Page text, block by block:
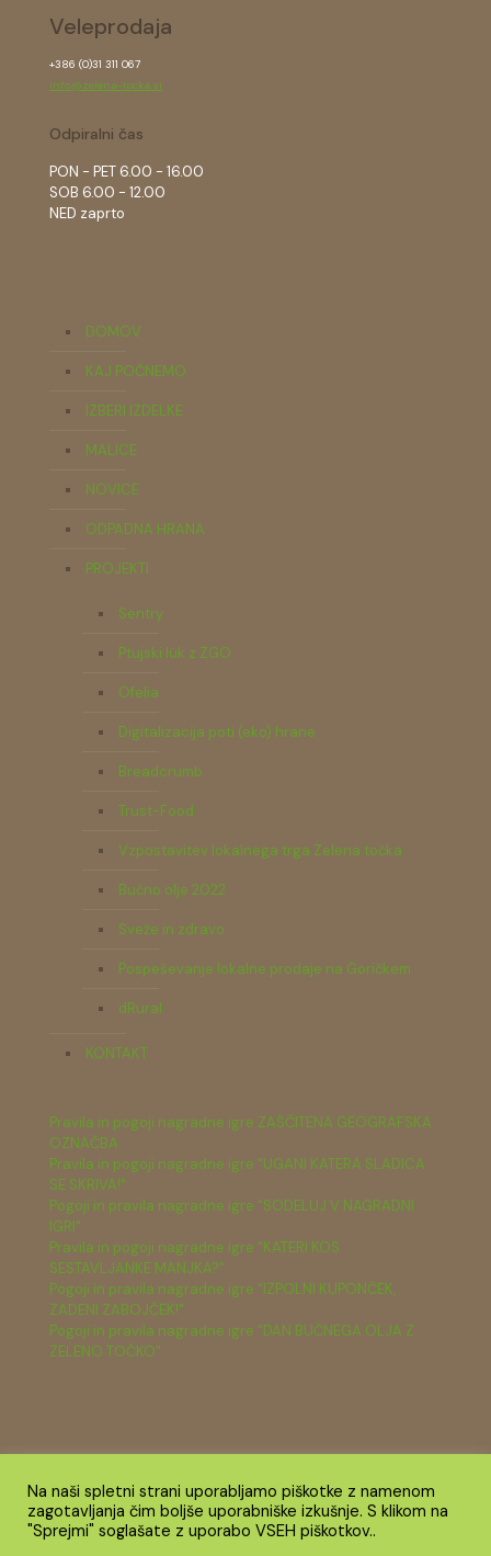
Veleprodaja
+386 (0)31 311 067
info@zelena-tocka.si
Odpiralni čas
PON - PET 6.00 - 16.00
SOB 6.00 - 12.00
NED zaprto
DOMOV
KAJ POČNEMO
IZBERI IZDELKE
MALICE
NOVICE
ODPADNA HRANA
PROJEKTI
Sentry
Ptujski lük z ZGO
Ofelia
Digitalizacija poti (eko) hrane
Breadcrumb
Trust-Food
Vzpostavitev lokalnega trga Zelena točka
Bučno olje 2022
Sveže in zdravo
Pospeševanje lokalne prodaje na Goričkem
dRural
KONTAKT
Pravila in pogoji nagradne igre ZAŠČITENA GEOGRAFSKA
OZNAČBA
Pravila in pogoji nagradne igre "UGANI KATERA SLADICA
SE SKRIVA!"
Pogoji in pravila nagradne igre "SODELUJ V NAGRADNI
IGRI"
Pravila in pogoji nagradne igre "KATERI KOS
SESTAVLJANKE MANJKA?"
Pogoji in pravila nagradne igre "IZPOLNI KUPONČEK,
ZADENI ZABOJČEK!"
Pogoji in pravila nagradne igre "DAN BUČNEGA OLJA Z
ZELENO TOČKO"
© 2026 Zelena točka TRANS z.o.o. Vse pravice pridržane.
Na naši spletni strani uporabljamo piškotke z namenom
zagotavljanja čim boljše uporabniške izkušnje. S klikom na
"Sprejmi" soglašate z uporabo VSEH piškotkov..